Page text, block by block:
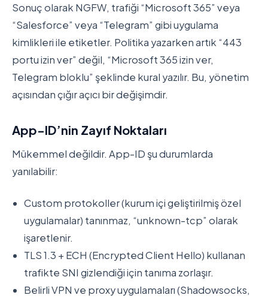
Sonuç olarak NGFW, trafiği “Microsoft 365” veya
“Salesforce” veya “Telegram” gibi uygulama
kimlikleri ile etiketler. Politika yazarken artık “443
portu izin ver” değil, “Microsoft 365 izin ver,
Telegram bloklu” şeklinde kural yazılır. Bu, yönetim
açısından çığır açıcı bir değişimdir.
App-ID’nin Zayıf Noktaları
Mükemmel değildir. App-ID şu durumlarda
yanılabilir:
Custom protokoller (kurum içi geliştirilmiş özel
uygulamalar) tanınmaz, “unknown-tcp” olarak
işaretlenir.
TLS 1.3 + ECH (Encrypted Client Hello) kullanan
trafikte SNI gizlendiği için tanıma zorlaşır.
Belirli VPN ve proxy uygulamaları (Shadowsocks,